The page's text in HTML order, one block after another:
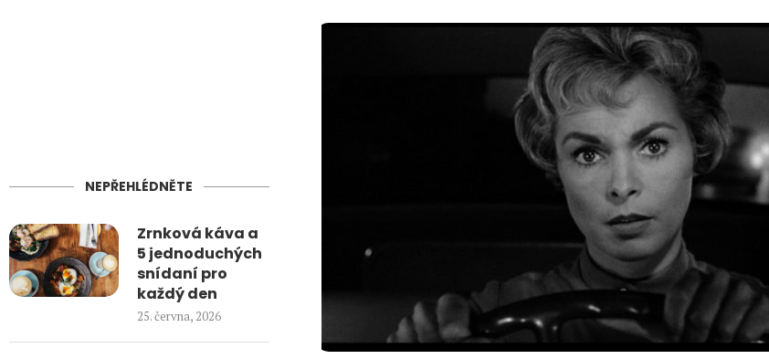
NEPŘEHLÉDNĚTE
Zrnková káva a
5 jednoduchých
snídaní pro
každý den
25. června, 2026